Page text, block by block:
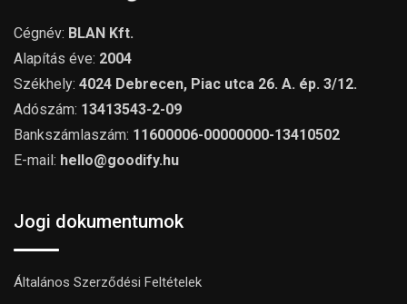
Cégnév: BLAN Kft.
Alapítás éve: 2004
Székhely: 4024 Debrecen, Piac utca 26. A. ép. 3/12.
Adószám: 13413543-2-09
Bankszámlaszám: 11600006-00000000-13410502
E-mail: hello@goodify.hu
Jogi dokumentumok
Általános Szerződési Feltételek